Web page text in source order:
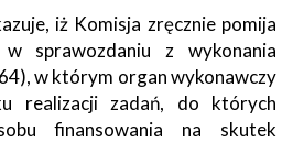
iż Komisja zręcznie pomija
sprawozdaniu z wykonania
w którym organ wykonawczy
realizacji zadań, do których
finansowania na skutek